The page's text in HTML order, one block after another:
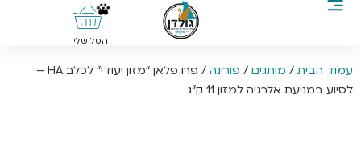
0
הסל שלי
עמוד הבית / מותגים / פורינה
/ פרו פלאן “מזון יעודי” לכלב HA –
לסיוע במניעת אלרגיה למזון 11 ק”ג